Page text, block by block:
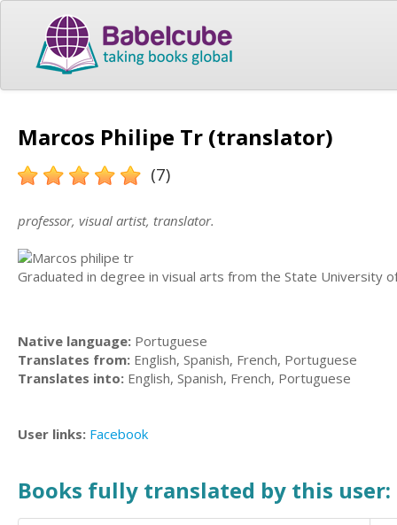
Marcos Philipe Tr (translator)
(7)
professor, visual artist, translator.
Graduated in degree in visual arts from the State University
Native language: Portuguese
Translates from: English, Spanish, French, Portuguese
Translates into: English, Spanish, French, Portuguese
User links: Facebook
Books fully translated by this user: